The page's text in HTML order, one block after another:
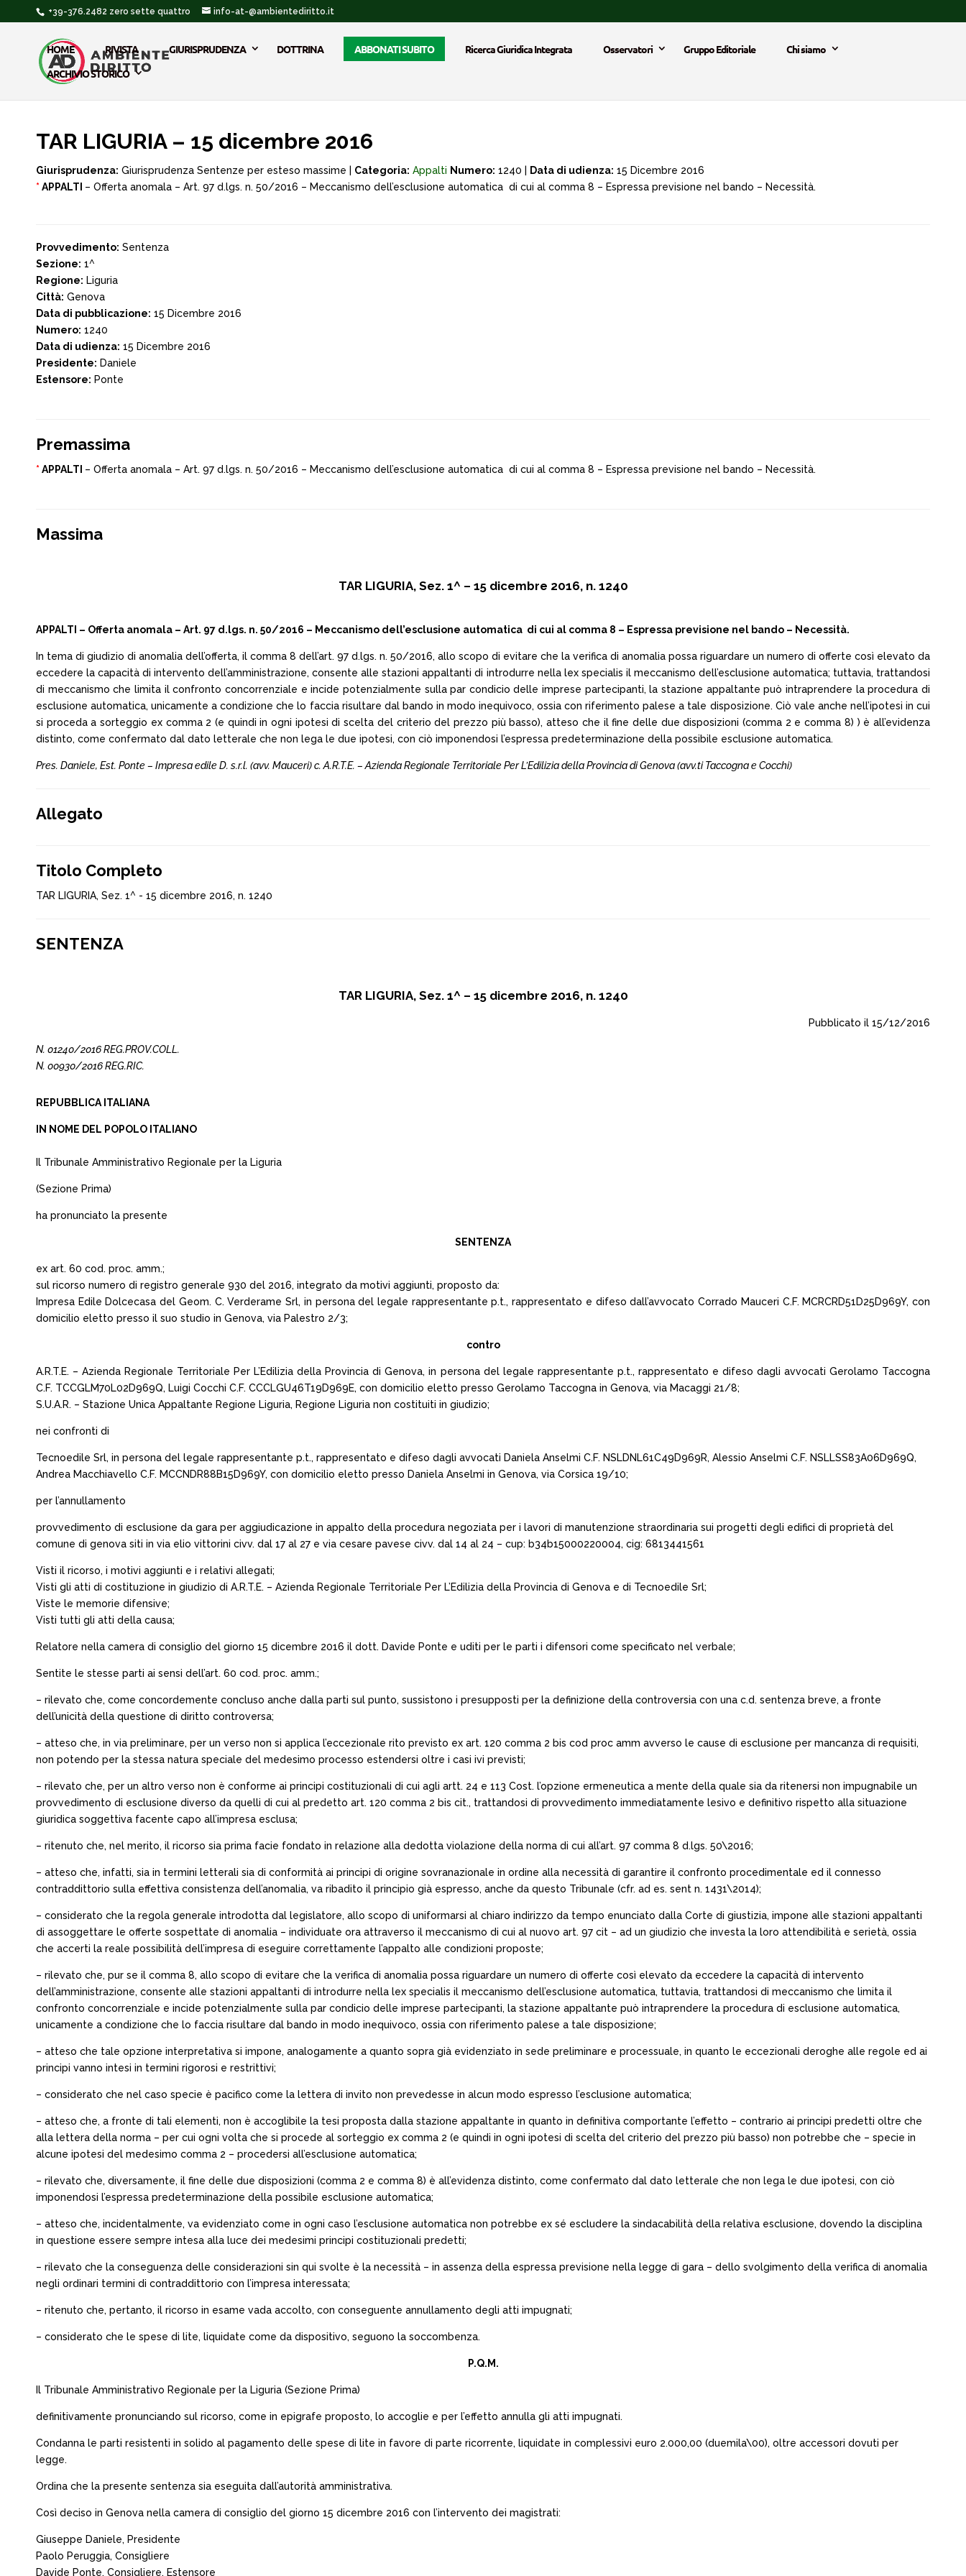
+39-376.2482 zero sette quattro info-at-@ambientediritto.it
HOME RIVISTA GIURISPRUDENZA DOTTRINA ABBONATI SUBITO Ricerca Giuridica Integrata Osservatori Gruppo Editoriale
Chi siamo
ARCHIVIO STORICO
TAR LIGURIA – 15 dicembre 2016
Giurisprudenza: Giurisprudenza Sentenze per esteso massime | Categoria: Appalti Numero: 1240 | Data di udienza: 15 Dicembre 2016
* APPALTI – Offerta anomala – Art. 97 d.lgs. n. 50/2016 – Meccanismo dell’esclusione automatica di cui al comma 8 – Espressa previsione nel bando – Necessità.
Provvedimento: Sentenza
Sezione: 1^
Regione: Liguria
Città: Genova
Data di pubblicazione: 15 Dicembre 2016
Numero: 1240
Data di udienza: 15 Dicembre 2016
Presidente: Daniele
Estensore: Ponte
Premassima
* APPALTI – Offerta anomala – Art. 97 d.lgs. n. 50/2016 – Meccanismo dell’esclusione automatica di cui al comma 8 – Espressa previsione nel bando – Necessità.
Massima
TAR LIGURIA, Sez. 1^ – 15 dicembre 2016, n. 1240
APPALTI – Offerta anomala – Art. 97 d.lgs. n. 50/2016 – Meccanismo dell’esclusione automatica di cui al comma 8 – Espressa previsione nel bando – Necessità.
In tema di giudizio di anomalia dell’offerta, il comma 8 dell’art. 97 d.lgs. n. 50/2016, allo scopo di evitare che la verifica di anomalia possa riguardare un numero di offerte così elevato da
eccedere la capacità di intervento dell’amministrazione, consente alle stazioni appaltanti di introdurre nella lex specialis il meccanismo dell’esclusione automatica; tuttavia, trattandosi
di meccanismo che limita il confronto concorrenziale e incide potenzialmente sulla par condicio delle imprese partecipanti, la stazione appaltante può intraprendere la procedura di
esclusione automatica, unicamente a condizione che lo faccia risultare dal bando in modo inequivoco, ossia con riferimento palese a tale disposizione. Ciò vale anche nell’ipotesi in cui
si proceda a sorteggio ex comma 2 (e quindi in ogni ipotesi di scelta del criterio del prezzo più basso), atteso che il fine delle due disposizioni (comma 2 e comma 8) ) è all’evidenza
distinto, come confermato dal dato letterale che non lega le due ipotesi, con ciò imponendosi l’espressa predeterminazione della possibile esclusione automatica.
Pres. Daniele, Est. Ponte – Impresa edile D. s.r.l. (avv. Mauceri) c. A.R.T.E. – Azienda Regionale Territoriale Per L’Edilizia della Provincia di Genova (avv.ti Taccogna e Cocchi)
Allegato
Titolo Completo
TAR LIGURIA, Sez. 1^ - 15 dicembre 2016, n. 1240
SENTENZA
TAR LIGURIA, Sez. 1^ – 15 dicembre 2016, n. 1240
Pubblicato il 15/12/2016
N. 01240/2016 REG.PROV.COLL.
N. 00930/2016 REG.RIC.
REPUBBLICA ITALIANA
IN NOME DEL POPOLO ITALIANO
Il Tribunale Amministrativo Regionale per la Liguria
(Sezione Prima)
ha pronunciato la presente
SENTENZA
ex art. 60 cod. proc. amm.;
sul ricorso numero di registro generale 930 del 2016, integrato da motivi aggiunti, proposto da:
Impresa Edile Dolcecasa del Geom. C. Verderame Srl, in persona del legale rappresentante p.t., rappresentato e difeso dall’avvocato Corrado Mauceri C.F. MCRCRD51D25D969Y, con
domicilio eletto presso il suo studio in Genova, via Palestro 2/3;
contro
A.R.T.E. – Azienda Regionale Territoriale Per L’Edilizia della Provincia di Genova, in persona del legale rappresentante p.t., rappresentato e difeso dagli avvocati Gerolamo Taccogna
C.F. TCCGLM70L02D969Q, Luigi Cocchi C.F. CCCLGU46T19D969E, con domicilio eletto presso Gerolamo Taccogna in Genova, via Macaggi 21/8;
S.U.A.R. – Stazione Unica Appaltante Regione Liguria, Regione Liguria non costituiti in giudizio;
nei confronti di
Tecnoedile Srl, in persona del legale rappresentante p.t., rappresentato e difeso dagli avvocati Daniela Anselmi C.F. NSLDNL61C49D969R, Alessio Anselmi C.F. NSLLSS83A06D969Q,
Andrea Macchiavello C.F. MCCNDR88B15D969Y, con domicilio eletto presso Daniela Anselmi in Genova, via Corsica 19/10;
per l’annullamento
provvedimento di esclusione da gara per aggiudicazione in appalto della procedura negoziata per i lavori di manutenzione straordinaria sui progetti degli edifici di proprietà del
comune di genova siti in via elio vittorini civv. dal 17 al 27 e via cesare pavese civv. dal 14 al 24 – cup: b34b15000220004, cig: 6813441561
Visti il ricorso, i motivi aggiunti e i relativi allegati;
Visti gli atti di costituzione in giudizio di A.R.T.E. – Azienda Regionale Territoriale Per L’Edilizia della Provincia di Genova e di Tecnoedile Srl;
Viste le memorie difensive;
Visti tutti gli atti della causa;
Relatore nella camera di consiglio del giorno 15 dicembre 2016 il dott. Davide Ponte e uditi per le parti i difensori come specificato nel verbale;
Sentite le stesse parti ai sensi dell’art. 60 cod. proc. amm.;
– rilevato che, come concordemente concluso anche dalla parti sul punto, sussistono i presupposti per la definizione della controversia con una c.d. sentenza breve, a fronte
dell’unicità della questione di diritto controversa;
– atteso che, in via preliminare, per un verso non si applica l’eccezionale rito previsto ex art. 120 comma 2 bis cod proc amm avverso le cause di esclusione per mancanza di requisiti,
non potendo per la stessa natura speciale del medesimo processo estendersi oltre i casi ivi previsti;
– rilevato che, per un altro verso non è conforme ai principi costituzionali di cui agli artt. 24 e 113 Cost. l’opzione ermeneutica a mente della quale sia da ritenersi non impugnabile un
provvedimento di esclusione diverso da quelli di cui al predetto art. 120 comma 2 bis cit., trattandosi di provvedimento immediatamente lesivo e definitivo rispetto alla situazione
giuridica soggettiva facente capo all’impresa esclusa;
– ritenuto che, nel merito, il ricorso sia prima facie fondato in relazione alla dedotta violazione della norma di cui all’art. 97 comma 8 d.lgs. 50\2016;
– atteso che, infatti, sia in termini letterali sia di conformità ai principi di origine sovranazionale in ordine alla necessità di garantire il confronto procedimentale ed il connesso
contraddittorio sulla effettiva consistenza dell’anomalia, va ribadito il principio già espresso, anche da questo Tribunale (cfr. ad es. sent n. 1431\2014);
– considerato che la regola generale introdotta dal legislatore, allo scopo di uniformarsi al chiaro indirizzo da tempo enunciato dalla Corte di giustizia, impone alle stazioni appaltanti
di assoggettare le offerte sospettate di anomalia – individuate ora attraverso il meccanismo di cui al nuovo art. 97 cit – ad un giudizio che investa la loro attendibilità e serietà, ossia
che accerti la reale possibilità dell’impresa di eseguire correttamente l’appalto alle condizioni proposte;
– rilevato che, pur se il comma 8, allo scopo di evitare che la verifica di anomalia possa riguardare un numero di offerte così elevato da eccedere la capacità di intervento
dell’amministrazione, consente alle stazioni appaltanti di introdurre nella lex specialis il meccanismo dell’esclusione automatica, tuttavia, trattandosi di meccanismo che limita il
confronto concorrenziale e incide potenzialmente sulla par condicio delle imprese partecipanti, la stazione appaltante può intraprendere la procedura di esclusione automatica,
unicamente a condizione che lo faccia risultare dal bando in modo inequivoco, ossia con riferimento palese a tale disposizione;
– atteso che tale opzione interpretativa si impone, analogamente a quanto sopra già evidenziato in sede preliminare e processuale, in quanto le eccezionali deroghe alle regole ed ai
principi vanno intesi in termini rigorosi e restrittivi;
– considerato che nel caso specie è pacifico come la lettera di invito non prevedesse in alcun modo espresso l’esclusione automatica;
– atteso che, a fronte di tali elementi, non è accoglibile la tesi proposta dalla stazione appaltante in quanto in definitiva comportante l’effetto – contrario ai principi predetti oltre che
alla lettera della norma – per cui ogni volta che si procede al sorteggio ex comma 2 (e quindi in ogni ipotesi di scelta del criterio del prezzo più basso) non potrebbe che – specie in
alcune ipotesi del medesimo comma 2 – procedersi all’esclusione automatica;
– rilevato che, diversamente, il fine delle due disposizioni (comma 2 e comma 8) è all’evidenza distinto, come confermato dal dato letterale che non lega le due ipotesi, con ciò
imponendosi l’espressa predeterminazione della possibile esclusione automatica;
– atteso che, incidentalmente, va evidenziato come in ogni caso l’esclusione automatica non potrebbe ex sé escludere la sindacabilità della relativa esclusione, dovendo la disciplina
in questione essere sempre intesa alla luce dei medesimi principi costituzionali predetti;
– rilevato che la conseguenza delle considerazioni sin qui svolte è la necessità – in assenza della espressa previsione nella legge di gara – dello svolgimento della verifica di anomalia
negli ordinari termini di contraddittorio con l’impresa interessata;
– ritenuto che, pertanto, il ricorso in esame vada accolto, con conseguente annullamento degli atti impugnati;
– considerato che le spese di lite, liquidate come da dispositivo, seguono la soccombenza.
P.Q.M.
Il Tribunale Amministrativo Regionale per la Liguria (Sezione Prima)
definitivamente pronunciando sul ricorso, come in epigrafe proposto, lo accoglie e per l’effetto annulla gli atti impugnati.
Condanna le parti resistenti in solido al pagamento delle spese di lite in favore di parte ricorrente, liquidate in complessivi euro 2.000,00 (duemila\00), oltre accessori dovuti per
legge.
Ordina che la presente sentenza sia eseguita dall’autorità amministrativa.
Così deciso in Genova nella camera di consiglio del giorno 15 dicembre 2016 con l’intervento dei magistrati:
Giuseppe Daniele, Presidente
Paolo Peruggia, Consigliere
Davide Ponte, Consigliere, Estensore